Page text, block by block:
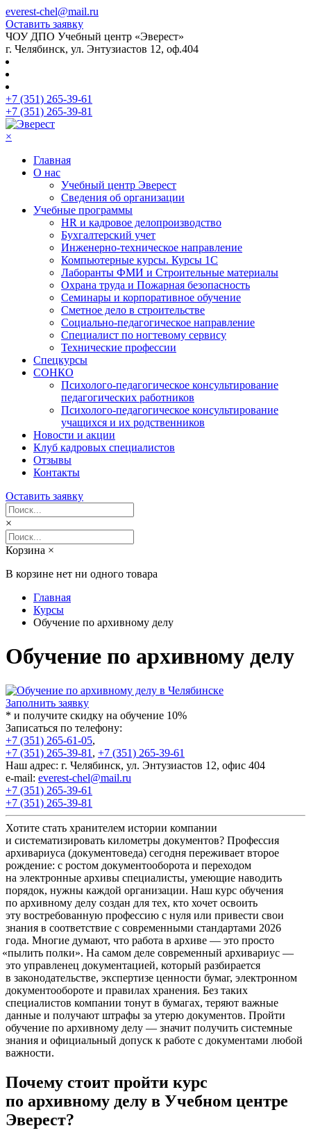
everest-chel@mail.ru
Оставить заявку
ЧОУ ДПО Учебный центр «Эверест»
г. Челябинск, ул. Энтузиастов 12, оф.404
+7 (351) 265-39-61
+7 (351) 265-39-81
×
Главная
О нас
Учебный центр Эверест
Сведения об организации
Учебные программы
HR и кадровое делопроизводство
Бухгалтерский учет
Инженерно-техническое направление
Компьютерные курсы. Курсы 1С
Лаборанты ФМИ и Строительные материалы
Охрана труда и Пожарная безопасность
Семинары и корпоративное обучение
Сметное дело в строительстве
Социально-педагогическое направление
Специалист по ногтевому сервису
Технические профессии
Спецкурсы
СОНКО
Психолого-педагогическое консультирование
педагогических работников
Психолого-педагогическое консультирование
учащихся и их родственников
Новости и акции
Клуб кадровых специалистов
Отзывы
Контакты
Оставить заявку
×
Корзина ×
В корзине нет ни одного товара
Главная
Курсы
Обучение по архивному делу
Обучение по архивному делу
Заполнить заявку
* и получите скидку на обучение 10%
Записаться по телефону:
+7 (351) 265-61-05,
+7 (351) 265-39-81 , +7 (351) 265-39-61
Наш адрес: г. Челябинск, ул. Энтузиастов 12, офис 404
e-mail: everest-chel@mail.ru
+7 (351) 265-39-61
+7 (351) 265-39-81
Хотите стать хранителем истории компании
и систематизировать километры документов? Профессия
архивариуса (документоведа) сегодня переживает второе
рождение: с ростом документооборота и переходом
на электронные архивы специалисты, умеющие наводить
порядок, нужны каждой организации. Наш курс обучения
по архивному делу создан для тех, кто хочет освоить
эту востребованную профессию с нуля или привести свои
знания в соответствие с современными стандартами 2026
года. Многие думают, что работа в архиве — это просто
«пылить полки». На самом деле современный архивариус —
это управленец документацией, который разбирается
в законодательстве, экспертизе ценности бумаг, электронном
документообороте и правилах хранения. Без таких
специалистов компании тонут в бумагах, теряют важные
данные и получают штрафы за утерю документов. Пройти
обучение по архивному делу — значит получить системные
знания и официальный допуск к работе с документами любой
важности.
Почему стоит пройти курс
по архивному делу в Учебном центре
Эверест?